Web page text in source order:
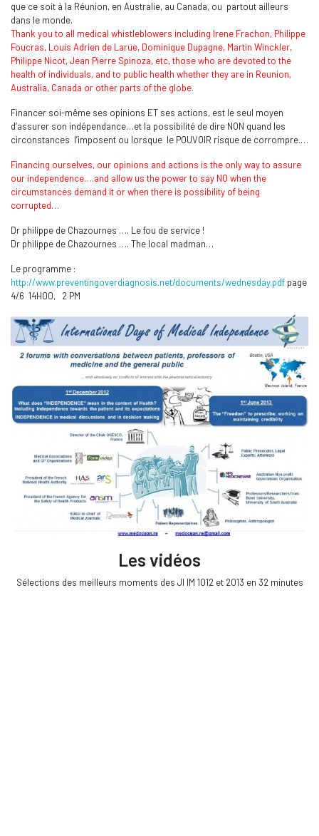
que ce soit à la Réunion, en Australie, au Canada, ou partout ailleurs
dans le monde.
Thank you to all medical whistleblowers including Irene Frachon, Philippe
Foucras, Louis Adrien de Larue, Dominique Dupagne, Martin Winckler,
Philippe Nicot, Jean Pierre Spinoza, etc, those who are devoted to the
health of individuals, and to public health whether they are in Reunion,
Australia, Canada or other parts of the globe.
Financer soi-même ses opinions ET ses actions, est le seul moyen
d’assurer son indépendance…et la possibilité de dire NON quand les
circonstances l’imposent ou lorsque le POUVOIR risque de corrompre.…
Financing ourselves, our opinions and actions is the only way to assure
our independence….and allow us the power to say NO when the
circumstances demand it or when there is possibility of being
corrupted…
Dr philippe de Chazournes …. Le fou de service !
Dr philippe de Chazournes …. The local madman…
Le programme :
http://www.preventingoverdiagnosis.net/documents/wednesday.pdf page
4/6 14H00, 2 PM
Les vidéos
Sélections des meilleurs moments des JI IM 1012 et 2013 en 32 minutes